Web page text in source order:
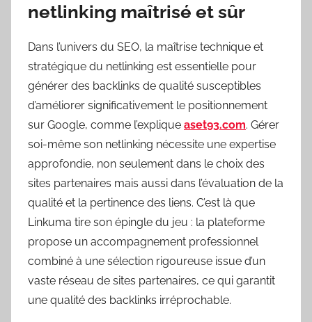
netlinking maîtrisé et sûr
Dans l’univers du SEO, la maîtrise technique et
stratégique du netlinking est essentielle pour
générer des backlinks de qualité susceptibles
d’améliorer significativement le positionnement
sur Google, comme l’explique aset93.com. Gérer
soi-même son netlinking nécessite une expertise
approfondie, non seulement dans le choix des
sites partenaires mais aussi dans l’évaluation de la
qualité et la pertinence des liens. C’est là que
Linkuma tire son épingle du jeu : la plateforme
propose un accompagnement professionnel
combiné à une sélection rigoureuse issue d’un
vaste réseau de sites partenaires, ce qui garantit
une qualité des backlinks irréprochable.